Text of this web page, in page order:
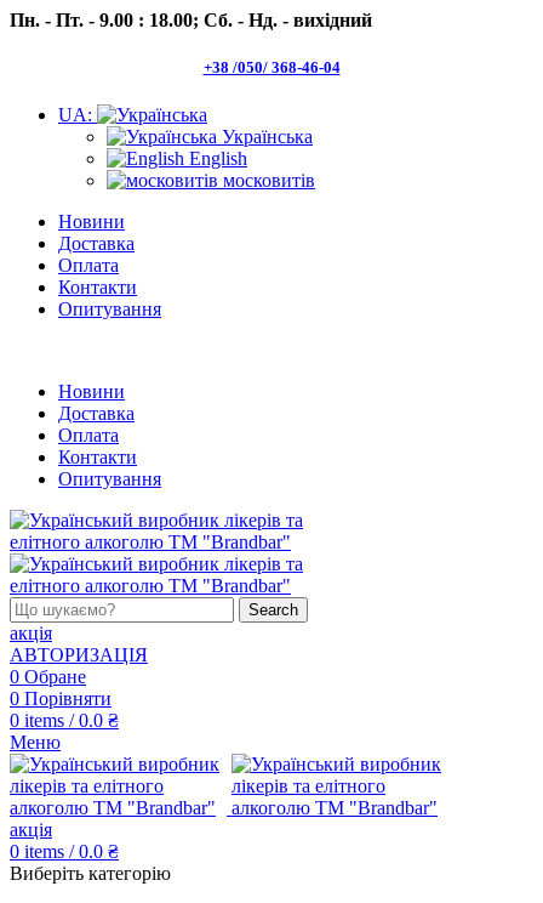
Пн. - Пт. - 9.00 : 18.00; Сб. - Нд. - вихідний
+38 /050/ 368-46-04
UA:
Українська
English
московитів
Новини
Доставка
Оплата
Контакти
Опитування
Новини
Доставка
Оплата
Контакти
Опитування
Search
акція
АВТОРИЗАЦІЯ
0 Обране
0 Порівняти
0 items / 0.0 ₴
Меню
акція
0 items / 0.0 ₴
Виберіть категорію